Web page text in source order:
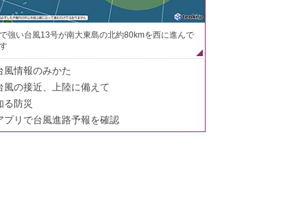
強い台風13号が南大東島の北約80kmを西に進んで
風情報のみかた
風の接近、上陸に備えて
る防災
プリで台風進路予報を確認